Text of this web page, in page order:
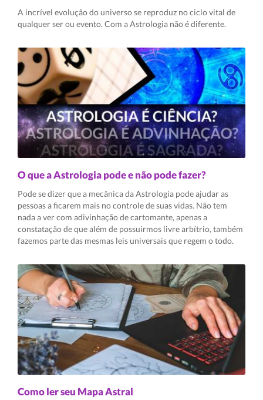
A incrível evolução do universo se reproduz no ciclo vital de
qualquer ser ou evento. Com a Astrologia não é diferente.
O que a Astrologia pode e não pode fazer?
Pode se dizer que a mecânica da Astrologia pode ajudar as
pessoas a ficarem mais no controle de suas vidas. Não tem
nada a ver com adivinhação de cartomante, apenas a
constatação de que além de possuirmos livre arbítrio, também
fazemos parte das mesmas leis universais que regem o todo.
Como ler seu Mapa Astral